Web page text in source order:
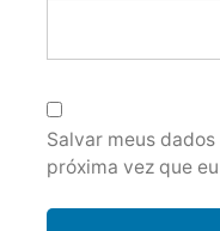
Salvar meus
próxima vez que